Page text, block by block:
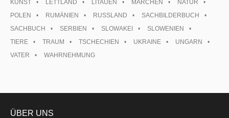
KUNST
LETTLAND LITAUEN MÄRCHEN
NATUR
POLEN
RUMÄNIEN RUSSLAND
SACHBILDERBUCH
SACHBUCH
SERBIEN SLOWAKEI
SLOWENIEN
TIERE
TRAUM TSCHECHIEN UKRAINE
UNGARN
VATER
WAHRNEHMUNG
ÜBER UNS